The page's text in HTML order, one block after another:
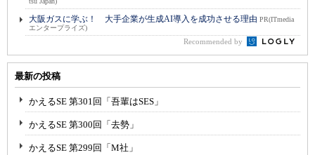
大阪ガスに学ぶ！ 大手企業が生成AI導入を成功させる理由 PR(ITmedia
エンタープライズ)
Recommended by
最新の投稿
かえるSE 第301回「吾輩はSES」
かえるSE 第300回「去勢」
かえるSE 第299回「M社」